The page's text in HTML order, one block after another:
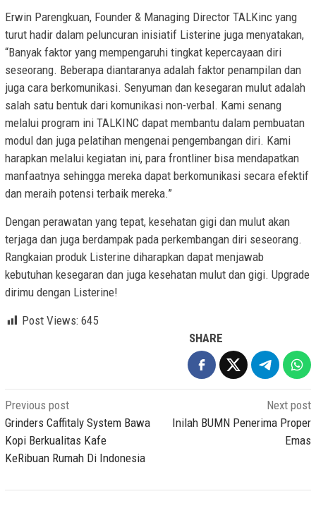
Erwin Parengkuan, Founder & Managing Director TALKinc yang
turut hadir dalam peluncuran inisiatif Listerine juga menyatakan,
“Banyak faktor yang mempengaruhi tingkat kepercayaan diri
seseorang. Beberapa diantaranya adalah faktor penampilan dan
juga cara berkomunikasi. Senyuman dan kesegaran mulut adalah
salah satu bentuk dari komunikasi non-verbal. Kami senang
melalui program ini TALKINC dapat membantu dalam pembuatan
modul dan juga pelatihan mengenai pengembangan diri. Kami
harapkan melalui kegiatan ini, para frontliner bisa mendapatkan
manfaatnya sehingga mereka dapat berkomunikasi secara efektif
dan meraih potensi terbaik mereka.”
Dengan perawatan yang tepat, kesehatan gigi dan mulut akan
terjaga dan juga berdampak pada perkembangan diri seseorang.
Rangkaian produk Listerine diharapkan dapat menjawab
kebutuhan kesegaran dan juga kesehatan mulut dan gigi. Upgrade
dirimu dengan Listerine!
Post Views: 645
SHARE
Post
navigation
Previous post
Grinders Caffitaly System Bawa
Kopi Berkualitas Kafe
KeRibuan Rumah Di Indonesia
Next post
Inilah BUMN Penerima Proper
Emas